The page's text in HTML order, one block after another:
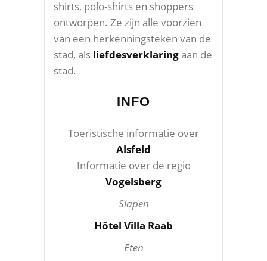
shirts, polo-shirts en shoppers
ontworpen. Ze zijn alle voorzien
van een herkenningsteken van de
stad, als liefdesverklaringaan de
stad.
INFO
Toeristische informatie over
Alsfeld
Informatie over de regio
Vogelsberg
Slapen
Hôtel Villa Raab
Eten